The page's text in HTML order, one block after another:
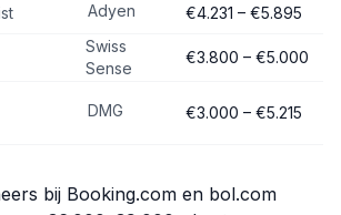
Adyen €4.231 – €5.895
Swiss
Sense
€3.800 – €5.000
DMG €3.000 – €5.215
bij Booking.com en bol.com